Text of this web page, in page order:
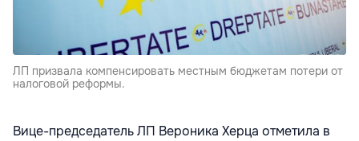
ЛП призвала компенсировать местным бюджетам потери от
налоговой реформы.
Вице-председатель ЛП Вероника Херца отметила в